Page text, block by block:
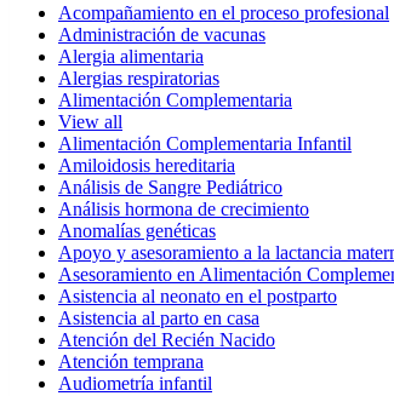
Acompañamiento en el proceso profesional
Administración de vacunas
Alergia alimentaria
Alergias respiratorias
Alimentación Complementaria
View all
Alimentación Complementaria Infantil
Amiloidosis hereditaria
Análisis de Sangre Pediátrico
Análisis hormona de crecimiento
Anomalías genéticas
Apoyo y asesoramiento a la lactancia
Asesoramiento en Alimentación
Asistencia al neonato en el postparto
Asistencia al parto en casa
Atención del Recién Nacido
Atención temprana
Audiometría infantil